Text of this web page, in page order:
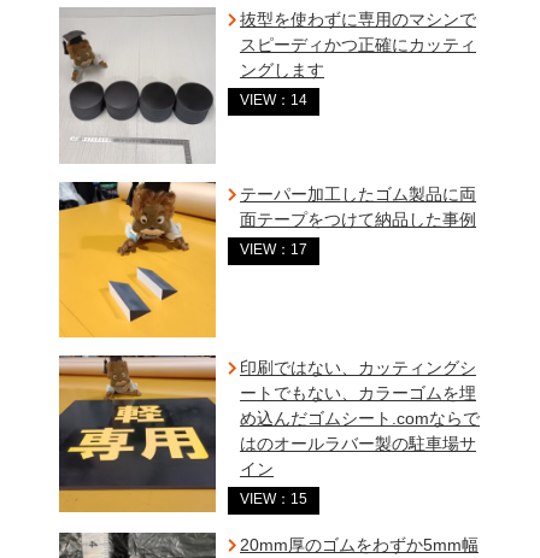
抜型を使わずに専用のマシンで
スピーディかつ正確にカッティ
ングします
VIEW：14
テーパー加工したゴム製品に両
面テープをつけて納品した事例
VIEW：17
印刷ではない、カッティングシ
ートでもない、カラーゴムを埋
め込んだゴムシート.comならで
はのオールラバー製の駐車場サ
イン
VIEW：15
20mm厚のゴムをわずか5mm幅